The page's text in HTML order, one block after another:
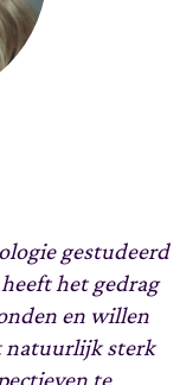
gestudeerd
het gedrag
en willen
natuurlijk sterk
te